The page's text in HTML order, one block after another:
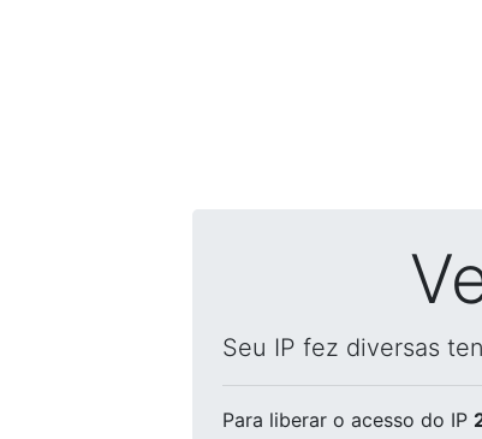
Seu IP fez diversas
Para liberar o acesso do IP